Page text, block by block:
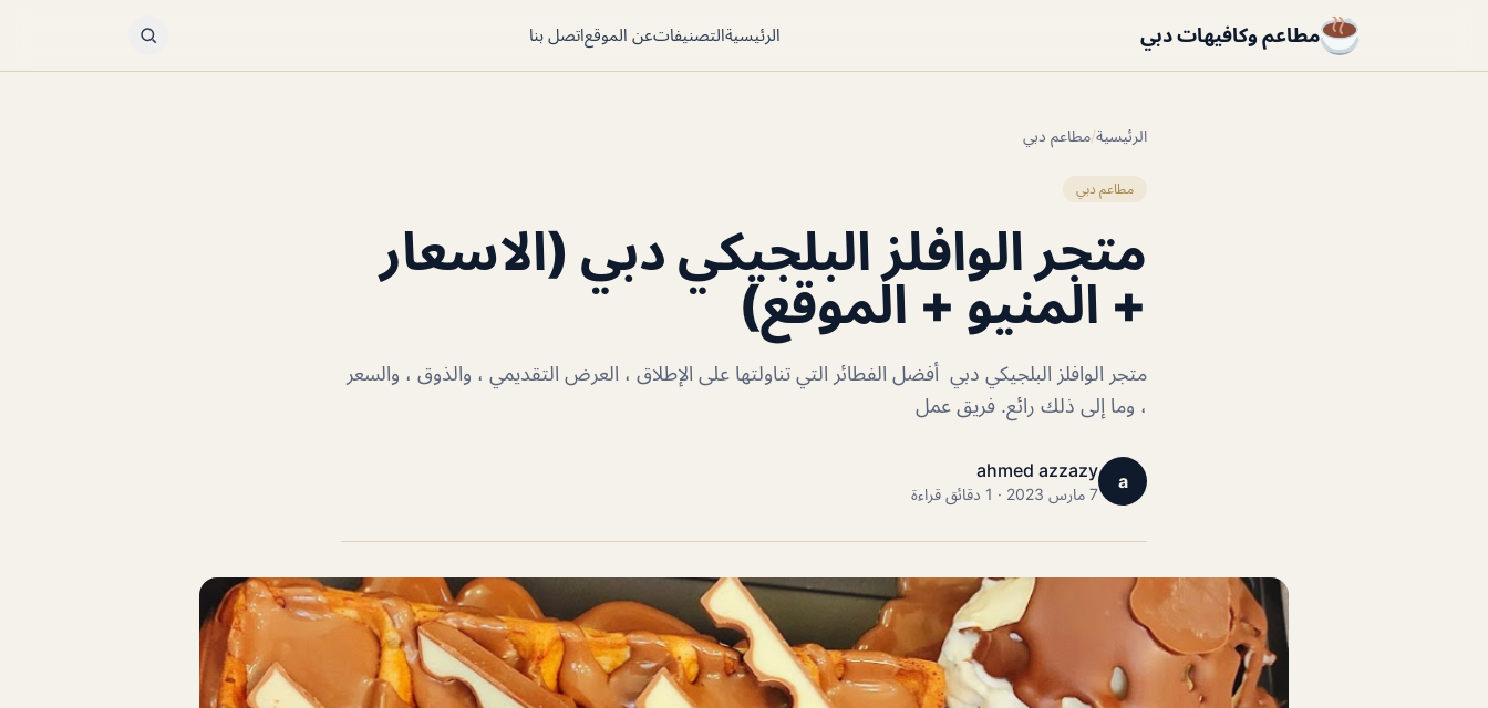
مطاعم وكافيهات دبي الرئيسيةالتصنيفاتعن الموقعاتصل بنا
الرئيسية/مطاعم دبي
مطاعم دبي
متجر الوافلز البلجيكي دبي (الاسعار
+ المنيو + الموقع)
متجر الوافلز البلجيكي دبي أفضل الفطائر التي تناولتها على الإطلاق ، العرض التقديمي ، والذوق ، والسعر
، وما إلى ذلك رائع. فريق عمل
a
ahmed azzazy
7 مارس 2023 · 1 دقائق قراءة